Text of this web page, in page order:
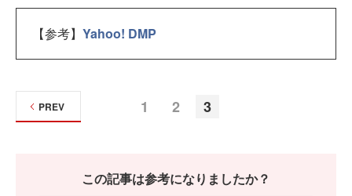
【参考】 Yahoo! DMP
1 2 3
PREV
この記事は参考になりましたか？